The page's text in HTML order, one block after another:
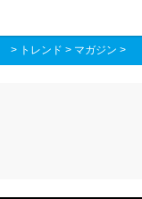
> トレンド > マガジン >